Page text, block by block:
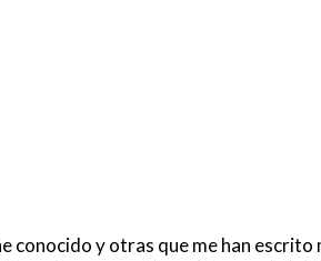
conocido y otras que me han